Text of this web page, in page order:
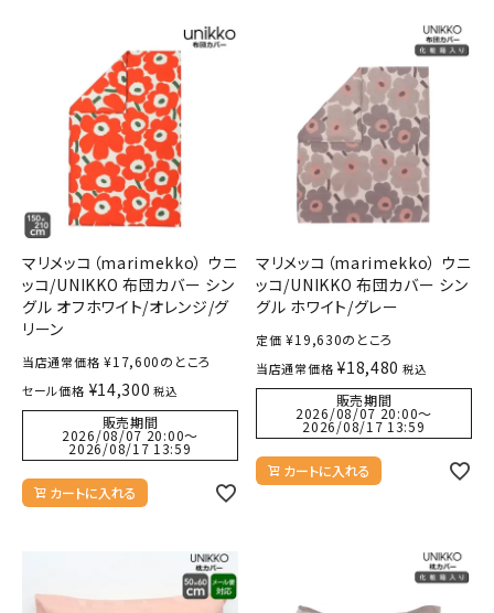
マリメッコ（marimekko） ウニ
ッコ/UNIKKO 布団カバー シン
グル オフホワイト/オレンジ/グ
リーン
当店通常価格 ¥17,600のところ
セール価格 ¥14,300 税込
販売期間
2026/08/07 20:00〜
2026/08/17 13:59
カートに入れる
マリメッコ（marimekko） ウニ
ッコ/UNIKKO 布団カバー シン
グル ホワイト/グレー
定価 ¥19,630のところ
当店通常価格 ¥18,480 税込
販売期間
2026/08/07 20:00〜
2026/08/17 13:59
カートに入れる